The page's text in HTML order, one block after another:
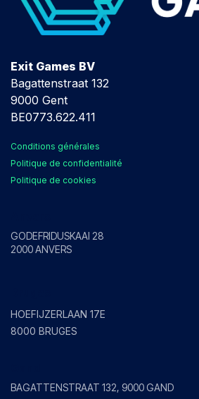
Exit Games BV
Bagattenstraat 132
9000 Gent
BE0773.622.411
Conditions générales
Politique de confidentialité
Politique de cookies
GODEFRIDUSKAAI 28
2000 ANVERS
HOEFIJZERLAAN 17E
8000 BRUGES
BAGATTENSTRAAT 132, 9000 GAND